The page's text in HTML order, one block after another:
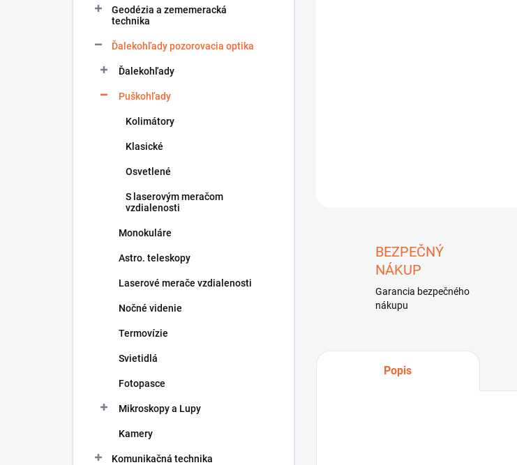
Geodézia a zememeracká
technika
Ďalekohľady pozorovacia optika
Ďalekohľady
Puškohľady
Kolimátory
Klasické
Osvetlené
S laserovým meračom
vzdialenosti
Monokuláre
Astro. teleskopy
Laserové merače vzdialenosti
Nočné videnie
Termovízie
Svietidlá
Fotopasce
Mikroskopy a Lupy
Kamery
Komunikačná technika
BEZPEČNÝ
NÁKUP
Garancia bezpečného
nákupu
Popis